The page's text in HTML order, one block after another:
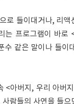
로 들이대거나, 리
프로그램이 바로
같은 말이나 들이
<아버지, 우리 아버
람들의 사연을 들